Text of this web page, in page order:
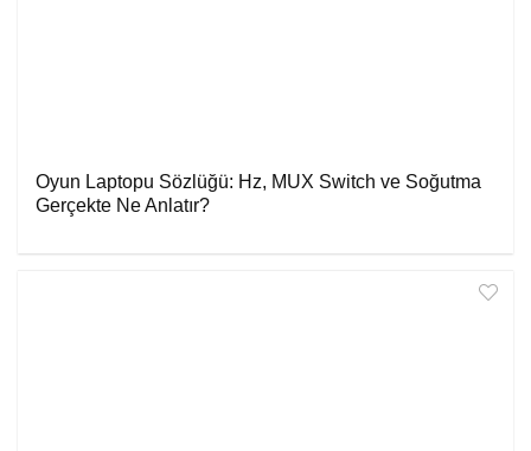
Oyun Laptopu Sözlüğü: Hz, MUX Switch ve Soğutma
Gerçekte Ne Anlatır?